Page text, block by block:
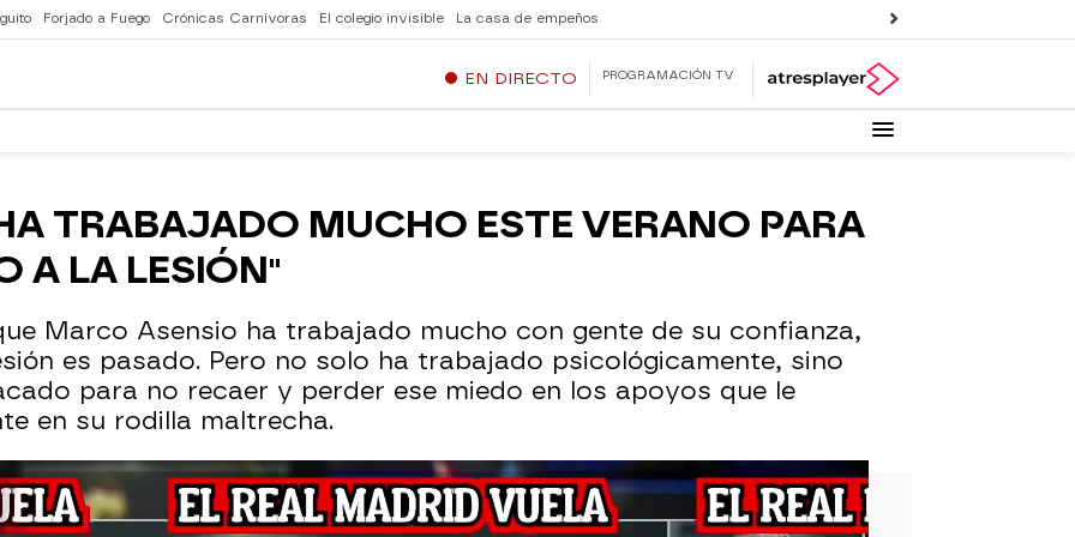
Forjado a Fuego Crónicas Carnívoras El colegio invisible La casa de empeños
EN DIRECTO PROGRAMACIÓN TV
TRABAJADO MUCHO ESTE VERANO PARA
A LA LESIÓN"
Marco Asensio ha trabajado mucho con gente de su confianza,
es pasado. Pero no solo ha trabajado psicológicamente, sino
para no recaer y perder ese miedo en los apoyos que le
en su rodilla maltrecha.